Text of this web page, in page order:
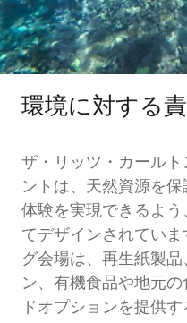
環境に対する
ザ・リッツ・カール
ントは、天然資源を
体験を実現できるよ
てデザインされてい
グ会場は、再生紙製
ン、有機食品や地元
ドオプションを提供